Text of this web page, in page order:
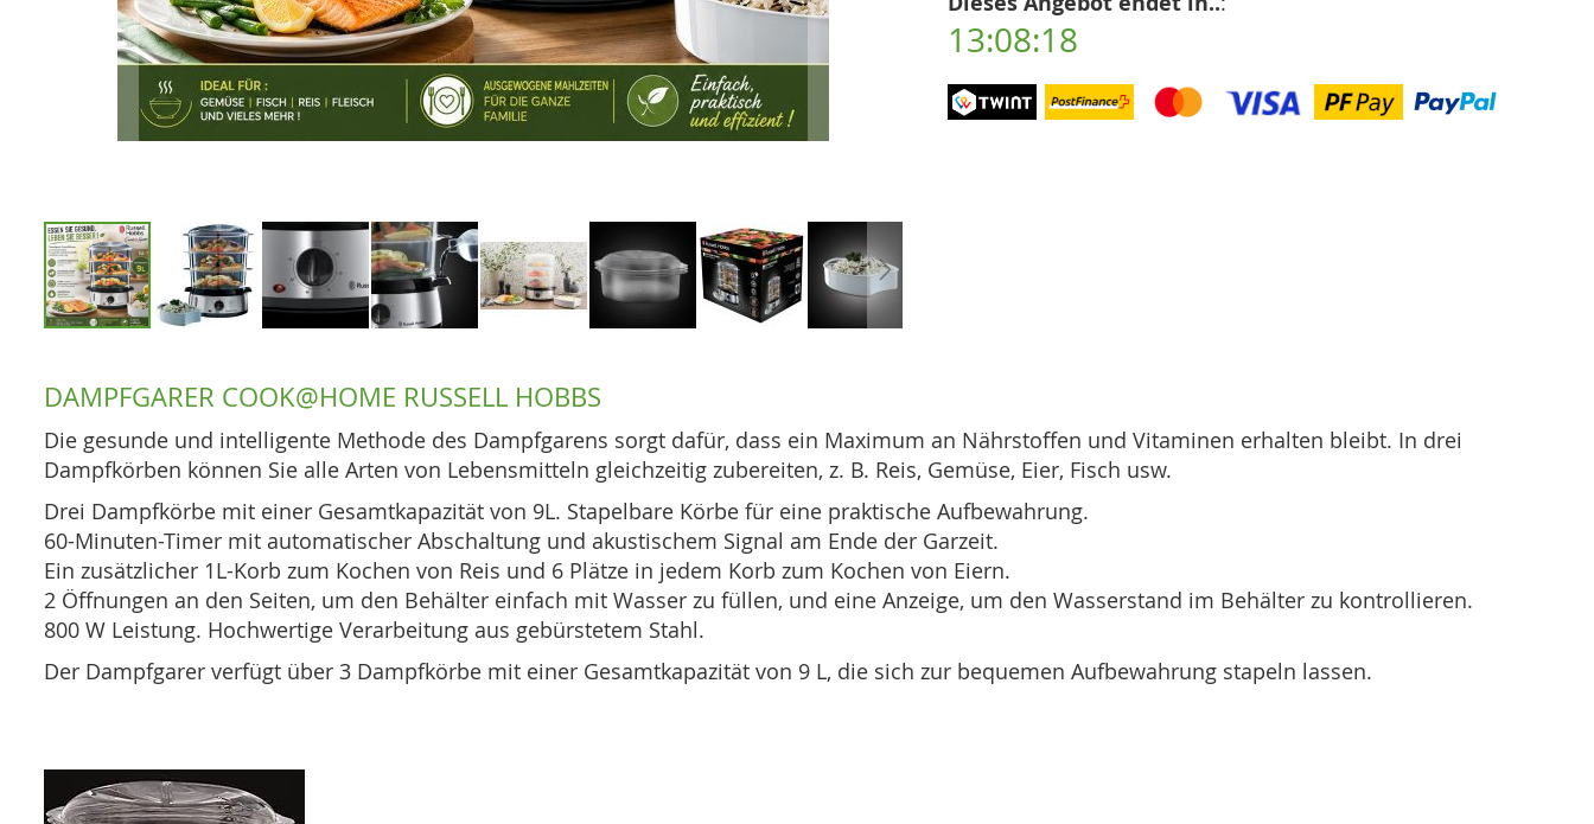
der
Bildgalerie
springen
13:08:17
DAMPFGARER COOK@HOME RUSSELL HOBBS
Die gesunde und intelligente Methode des Dampfgarens sorgt dafür, dass ein Maximum an Nährstoffen und Vitaminen erhalten bleibt. In drei
Dampfkörben können Sie alle Arten von Lebensmitteln gleichzeitig zubereiten, z. B. Reis, Gemüse, Eier, Fisch usw.
Drei Dampfkörbe mit einer Gesamtkapazität von 9L. Stapelbare Körbe für eine praktische Aufbewahrung.
60-Minuten-Timer mit automatischer Abschaltung und akustischem Signal am Ende der Garzeit.
Ein zusätzlicher 1L-Korb zum Kochen von Reis und 6 Plätze in jedem Korb zum Kochen von Eiern.
2 Öffnungen an den Seiten, um den Behälter einfach mit Wasser zu füllen, und eine Anzeige, um den Wasserstand im Behälter zu kontrollieren.
800 W Leistung. Hochwertige Verarbeitung aus gebürstetem Stahl.
Der Dampfgarer verfügt über 3 Dampfkörbe mit einer Gesamtkapazität von 9 L, die sich zur bequemen Aufbewahrung stapeln lassen.